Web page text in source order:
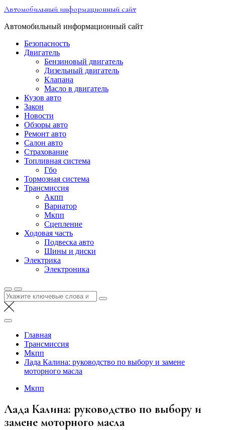
Перейти
содержимому
Автомобильный информационный сайт
Автомобильный информационный сайт
Безопасность
Двигатель
Бензиновый двигатель
Дизельный двигатель
Клапана
Масло в двигатель
Кузов авто
Закон
Новости
Обзоры авто
Ремонт авто
Салон авто
Страхование
Топливная система
Гбо
Тормозная система
Трансмиссия
Акпп
Вариатор
Мкпп
Сцепление
Ходовая часть
Подвеска авто
Шины и диски
Электрика
Электроника
Найти:
Главная
Трансмиссия
Мкпп
Лада Калина: руководство по выбору и замене
моторного масла
Мкпп
Лада Калина: руководство по выбору и
замене моторного масла